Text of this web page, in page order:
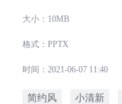
大小：10MB
格式：PPTX
时间：2021-06-07 11:40
简约风 小清新